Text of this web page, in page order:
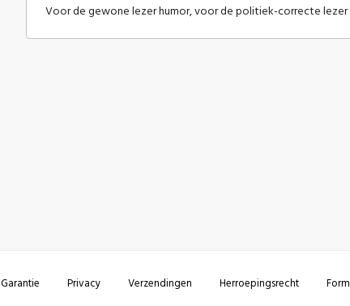
Voor de gewone lezer humor, voor de politiek-correcte
Garantie Privacy Verzendingen Herroepingsrecht